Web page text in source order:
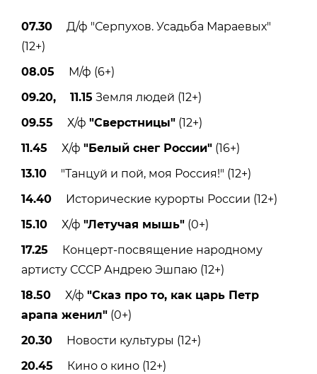
07.30 Д/ф "Серпухов. Усадьба Мараевых"
(12+)
08.05 М/ф (6+)
09.20, 11.15 Земля людей (12+)
09.55 Х/ф "Сверстницы" (12+)
11.45 Х/ф "Белый снег России" (16+)
13.10 "Танцуй и пой, моя Россия!" (12+)
14.40 Исторические курорты России (12+)
15.10 Х/ф "Летучая мышь" (0+)
17.25 Концерт-посвящение народному
артисту СССР Андрею Эшпаю (12+)
18.50 Х/ф "Сказ про то, как царь Петр
арапа женил" (0+)
20.30 Новости культуры (12+)
20.45 Кино о кино (12+)